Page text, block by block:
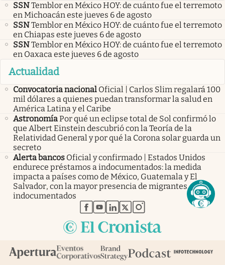
SSNTemblor en México HOY: de cuánto fue el terremoto
en Michoacán este jueves 6 de agosto
SSNTemblor en México HOY: de cuánto fue el terremoto
en Chiapas este jueves 6 de agosto
SSNTemblor en México HOY: de cuánto fue el terremoto
en Oaxaca este jueves 6 de agosto
Actualidad
Convocatoria nacional Oficial | Carlos Slim regalará 100
mil dólares a quienes puedan transformar la salud en
América Latina y el Caribe
AstronomíaPor qué un eclipse total de Sol confirmó lo
que Albert Einstein descubrió con la Teoría de la
Relatividad General y por qué la Corona solar guarda un
secreto
Alerta bancos Oficial y confirmado | Estados Unidos
endurece préstamos a indocumentados: la medida
impacta a países como de México, Guatemala y El
Salvador, con la mayor presencia de migrantes
indocumentados
abre en nueva pestaña
abre en nueva pestaña
abre en nueva pestaña
abre en nueva pestaña
abre en nueva pestaña